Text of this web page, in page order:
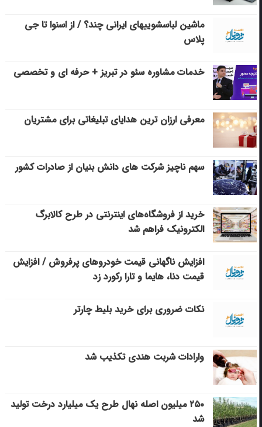
ماشین لباسشویی‎های ایرانی چند؟ / از اسنوا تا جی
پلاس
خدمات مشاوره سئو در تبریز + حرفه ای و تخصصی
معرفی ارزان ترین هدایای تبلیغاتی برای مشتریان
سهم ناچیز شرکت های دانش بنیان از صادرات کشور
خرید از فروشگاه‌های اینترنتی در طرح کالابرگ
الکترونیک فراهم شد
افزایش ناگهانی قیمت خودروهای پرفروش / افزایش
قیمت دنا، هایما و تارا رکورد زد
نکات ضروری برای خرید بلیط چارتر
وارادات شربت هندی تکذیب شد
۲۵۰ میلیون اصله نهال طرح یک میلیارد درخت تولید
شد